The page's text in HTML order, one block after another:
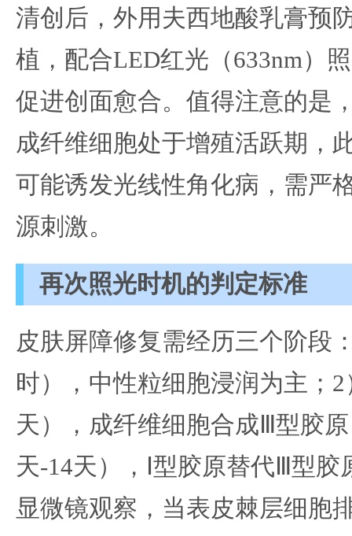
清创后，外用夫西地酸乳膏预
植，配合LED红光（633nm）
促进创面愈合。值得注意的是
成纤维细胞处于增殖活跃期，
可能诱发光线性角化病，需严
源刺激。
再次照光时机的判定标准
皮肤屏障修复需经历三个阶段
时），中性粒细胞浸润为主；
天），成纤维细胞合成Ⅲ型胶
天-14天），Ⅰ型胶原替代Ⅲ型
显微镜观察，当表皮棘层细胞